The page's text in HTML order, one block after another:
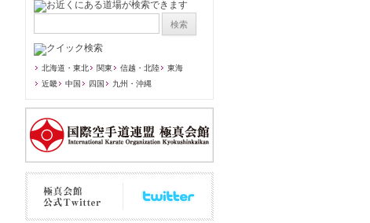
北海道・東北 関東 信越・北陸
東海
近畿
中国 四国 九州・沖縄